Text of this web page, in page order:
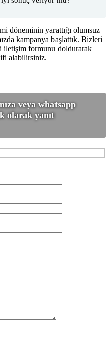
döneminin yarattığı olumsuz
kampanya başlattık. Bizleri
iletişim formunu doldurarak
alabilirsiniz.
veya whatsapp
olarak yanıt